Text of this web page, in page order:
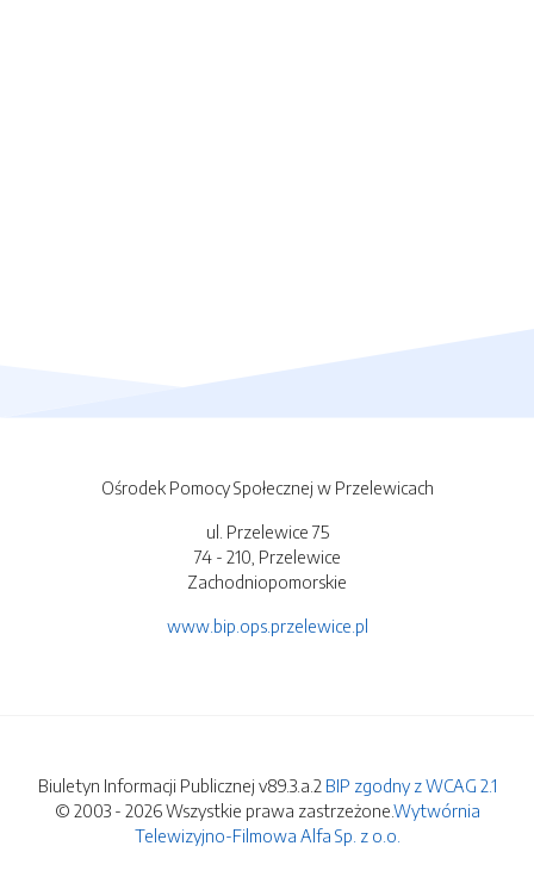
Ośrodek Pomocy Społecznej w Przelewicach
ul. Przelewice 75
74 - 210, Przelewice
Zachodniopomorskie
www.bip.ops.przelewice.pl
Biuletyn Informacji Publicznej v89.3.a.2 BIP zgodny z WCAG 2.1
© 2003 - 2026 Wszystkie prawa zastrzeżone.Wytwórnia
Telewizyjno-Filmowa Alfa Sp. z o.o.